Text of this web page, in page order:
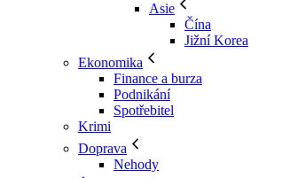
Asie
Čína
Jižní Korea
Ekonomika
Finance a burza
Podnikání
Spotřebitel
Krimi
Doprava
Nehody